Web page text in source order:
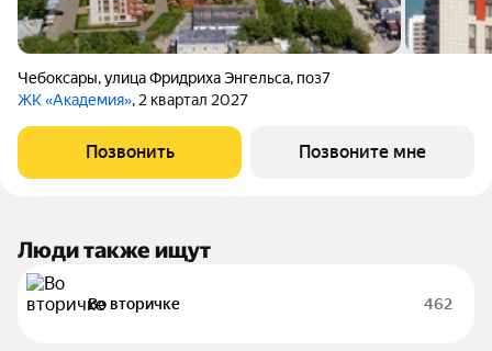
Чебоксары,улица Фридриха Энгельса, поз7
ЖК «Академия», 2 квартал 2027
Позвонить Позвоните мне
Люди также ищут
Во вторичке 462